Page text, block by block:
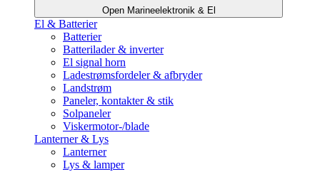
Open Marineelektronik & El
El & Batterier
Batterier
Batterilader & inverter
El signal horn
Ladestrømsfordeler & afbryder
Landstrøm
Paneler, kontakter & stik
Solpaneler
Viskermotor-/blade
Lanterner & Lys
Lanterner
Lys & lamper